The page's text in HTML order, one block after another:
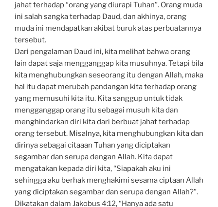
jahat terhadap “orang yang diurapi Tuhan”. Orang muda
ini salah sangka terhadap Daud, dan akhinya, orang
muda ini mendapatkan akibat buruk atas perbuatannya
tersebut.
Dari pengalaman Daud ini, kita melihat bahwa orang
lain dapat saja mengganggap kita musuhnya. Tetapi bila
kita menghubungkan seseorang itu dengan Allah, maka
hal itu dapat merubah pandangan kita terhadap orang
yang memusuhi kita itu. Kita sanggup untuk tidak
mengganggap orang itu sebagai musuh kita dan
menghindarkan diri kita dari berbuat jahat terhadap
orang tersebut. Misalnya, kita menghubungkan kita dan
dirinya sebagai citaaan Tuhan yang diciptakan
segambar dan serupa dengan Allah. Kita dapat
mengatakan kepada diri kita, “Siapakah aku ini
sehingga aku berhak menghakimi sesama ciptaan Allah
yang diciptakan segambar dan serupa dengan Allah?”.
Dikatakan dalam Jakobus 4:12, “Hanya ada satu